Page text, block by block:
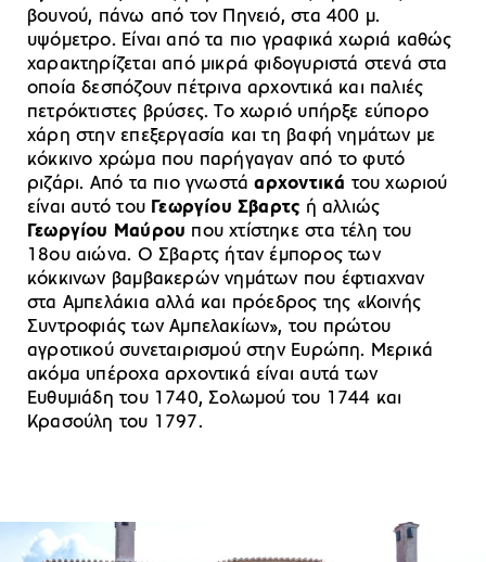
βουνού, πάνω από τον Πηνειό, στα 400 μ.
υψόμετρο. Είναι από τα πιο γραφικά χωριά καθώς
χαρακτηρίζεται από μικρά φιδογυριστά στενά στα
οποία δεσπόζουν πέτρινα αρχοντικά και παλιές
πετρόκτιστες βρύσες. Το χωριό υπήρξε εύπορο
χάρη στην επεξεργασία και τη βαφή νημάτων με
κόκκινο χρώμα που παρήγαγαν από το φυτό
ριζάρι. Από τα πιο γνωστάαρχοντικά του χωριού
είναι αυτό του Γεωργίου Σβαρτς ή αλλιώς
Γεωργίου Μαύρου που χτίστηκε στα τέλη του
18ου αιώνα. Ο Σβαρτς ήταν έμπορος των
κόκκινων βαμβακερών νημάτων που έφτιαχναν
στα Αμπελάκια αλλά και πρόεδρος της «Κοινής
Συντροφιάς των Αμπελακίων», του πρώτου
αγροτικού συνεταιρισμού στην Ευρώπη. Μερικά
ακόμα υπέροχα αρχοντικά είναι αυτά των
Ευθυμιάδη του 1740, Σολωμού του 1744 και
Κρασούλη του 1797.